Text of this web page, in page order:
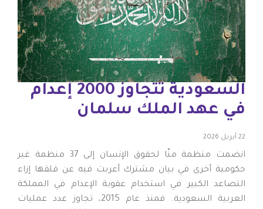
السعودية تتجاوز 2000 إعدام
في عهد الملك سلمان
22 أبريل 2026
انضمت منظمة منّا لحقوق الإنسان إلى 37 منظمة غير
حكومية أخرى في بيان مشترك أعربت فيه عن قلقها إزاء
التصاعد الكبير في استخدام عقوبة الإعدام في المملكة
العربية السعودية. فمنذ عام 2015، تجاوز عدد عمليات